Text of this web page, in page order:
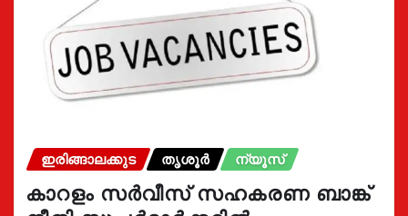
ഇരിങ്ങാലക്കുട തൃശൂർ ന്യൂസ്
കാറളം സർവീസ് സഹകരണ ബാങ്ക്